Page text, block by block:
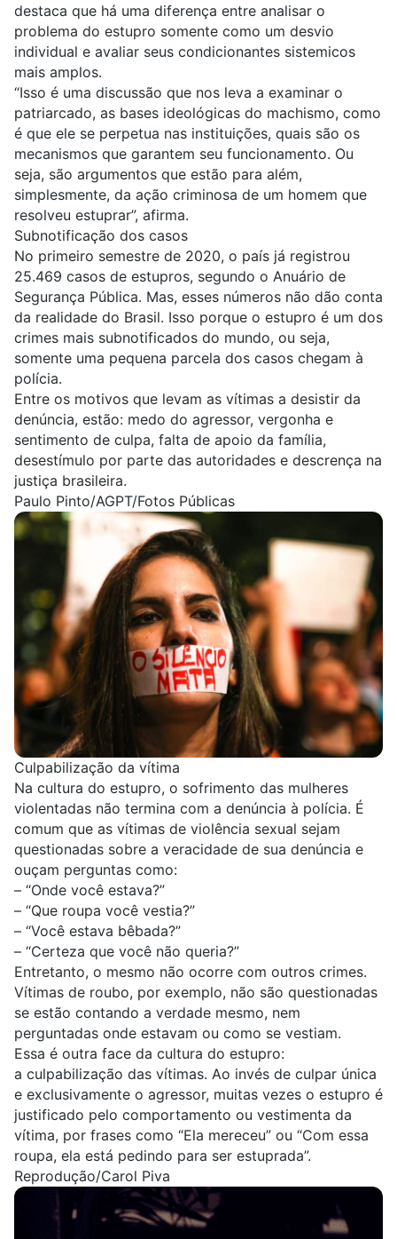
destaca que há uma diferença entre analisar o
problema do estupro somente como um desvio
individual e avaliar seus condicionantes sistemicos
mais amplos.
“Isso é uma discussão que nos leva a examinar o
patriarcado, as bases ideológicas do machismo, como
é que ele se perpetua nas instituições, quais são os
mecanismos que garantem seu funcionamento. Ou
seja, são argumentos que estão para além,
simplesmente, da ação criminosa de um homem que
resolveu estuprar”, afirma.
Subnotificação dos casos
No primeiro semestre de 2020, o país já registrou
25.469 casos de estupros, segundo o Anuário de
Segurança Pública. Mas, esses números não dão conta
da realidade do Brasil. Isso porque o estupro é um dos
crimes mais subnotificados do mundo, ou seja,
somente uma pequena parcela dos casos chegam à
polícia.
Entre os motivos que levam as vítimas a desistir da
denúncia, estão: medo do agressor, vergonha e
sentimento de culpa, falta de apoio da família,
desestímulo por parte das autoridades e descrença na
justiça brasileira.
Paulo Pinto/AGPT/Fotos Públicas
Culpabilização da vítima
Na cultura do estupro, o sofrimento das mulheres
violentadas não termina com a denúncia à polícia. É
comum que as vítimas de violência sexual sejam
questionadas sobre a veracidade de sua denúncia e
ouçam perguntas como:
– “Onde você estava?”
– “Que roupa você vestia?”
– “Você estava bêbada?”
– “Certeza que você não queria?”
Entretanto, o mesmo não ocorre com outros crimes.
Vítimas de roubo, por exemplo, não são questionadas
se estão contando a verdade mesmo, nem
perguntadas onde estavam ou como se vestiam.
Essa é outra face da cultura do estupro:
a culpabilização das vítimas. Ao invés de culpar única
e exclusivamente o agressor, muitas vezes o estupro é
justificado pelo comportamento ou vestimenta da
vítima, por frases como “Ela mereceu” ou “Com essa
roupa, ela está pedindo para ser estuprada”.
Reprodução/Carol Piva